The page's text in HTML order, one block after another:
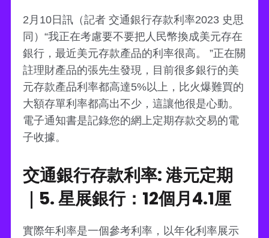
2月10日訊（記者 交通銀行存款利率2023 史思
同）“我正在考慮要不要把人民幣換成美元存在
銀行，最近美元存款產品的利率很高。 ”正在關
註理財產品的張先生發現，目前很多銀行的美
元存款產品利率都高達5%以上，比火爆難買的
大額存單利率都高出不少，這讓他很是心動。
電子通知書是記錄您的網上定期存款交易的電
子收據。
交通銀行存款利率: 港元定期
｜5. 星展銀行：12個月4.1厘
實際年利率是一個參考利率，以年化利率展示